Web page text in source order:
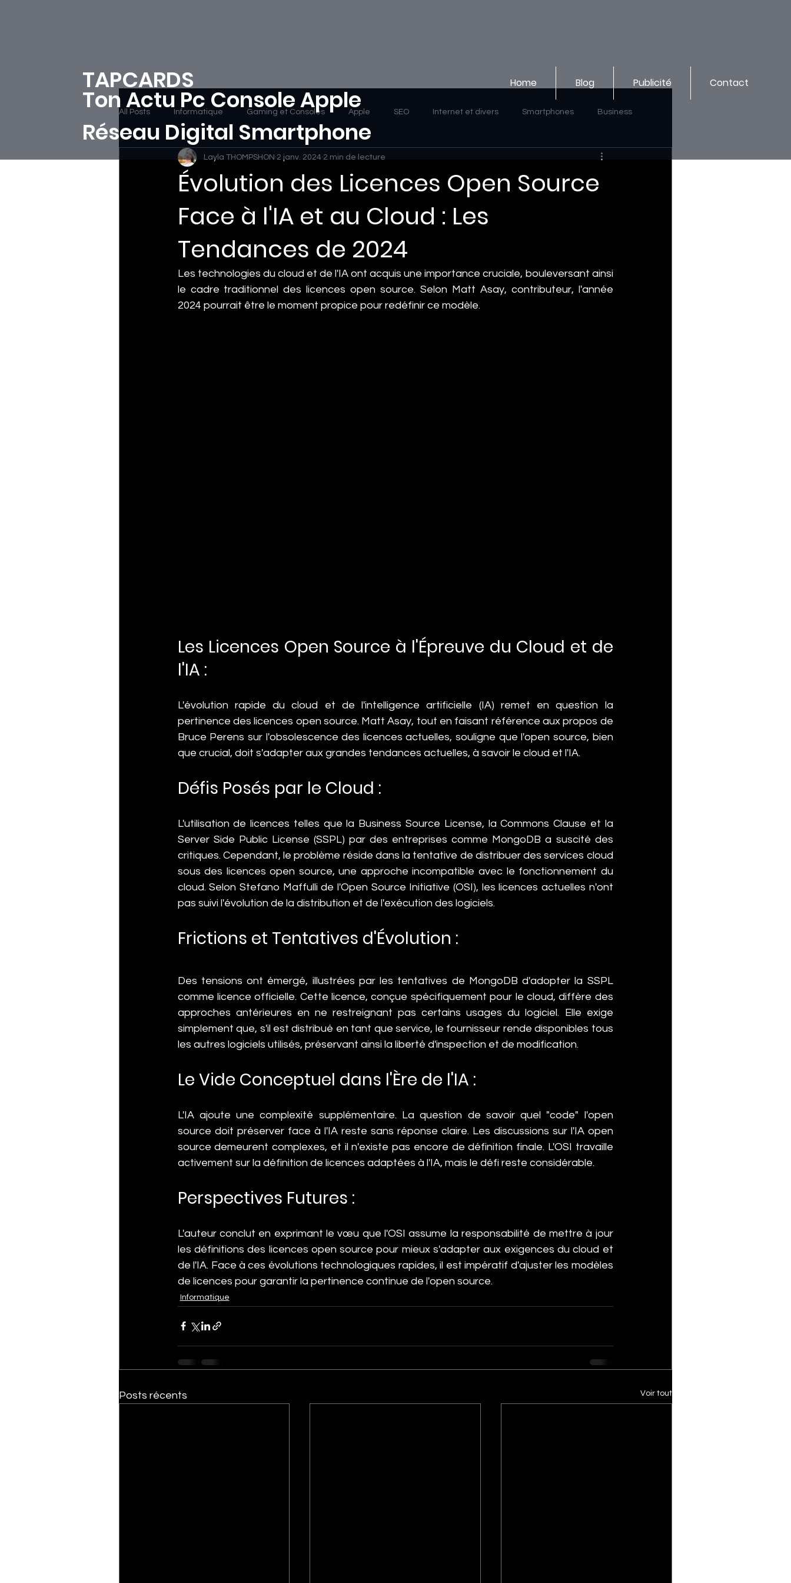
TAPCARDS
Ton Actu Pc Console Apple
Réseau Digital Smartphone
Home Blog Publicité Contact
All Posts Informatique Gaming et Consoles Apple SEO Internet et divers Smartphones Business
Évolution des Licences Open Source
Face à l'IA et au Cloud : Les
Tendances de 2024
Layla THOMPSHON 2 janv. 2024 2 min de lecture
Les technologies du cloud et de l'IA ont acquis une importance cruciale, bouleversant ainsi
le cadre traditionnel des licences open source. Selon Matt Asay, contributeur, l'année
2024 pourrait être le moment propice pour redéfinir ce modèle.
Les Licences Open Source à l'Épreuve du Cloud et de
l'IA :
L'évolution rapide du cloud et de l'intelligence artificielle (IA) remet en question la
pertinence des licences open source. Matt Asay, tout en faisant référence aux propos de
Bruce Perens sur l'obsolescence des licences actuelles, souligne que l'open source, bien
que crucial, doit s'adapter aux grandes tendances actuelles, à savoir le cloud et l'IA.
Défis Posés par le Cloud :
L'utilisation de licences telles que la Business Source License, la Commons Clause et la
Server Side Public License (SSPL) par des entreprises comme MongoDB a suscité des
critiques. Cependant, le problème réside dans la tentative de distribuer des services cloud
sous des licences open source, une approche incompatible avec le fonctionnement du
cloud. Selon Stefano Maffulli de l'Open Source Initiative (OSI), les licences actuelles n'ont
pas suivi l'évolution de la distribution et de l'exécution des logiciels.
Frictions et Tentatives d'Évolution :
Des tensions ont émergé, illustrées par les tentatives de MongoDB d'adopter la SSPL
comme licence officielle. Cette licence, conçue spécifiquement pour le cloud, diffère des
approches antérieures en ne restreignant pas certains usages du logiciel. Elle exige
simplement que, s'il est distribué en tant que service, le fournisseur rende disponibles tous
les autres logiciels utilisés, préservant ainsi la liberté d'inspection et de modification.
Le Vide Conceptuel dans l'Ère de l'IA :
L'IA ajoute une complexité supplémentaire. La question de savoir quel "code" l'open
source doit préserver face à l'IA reste sans réponse claire. Les discussions sur l'IA open
source demeurent complexes, et il n'existe pas encore de définition finale. L'OSI travaille
activement sur la définition de licences adaptées à l'IA, mais le défi reste considérable.
Perspectives Futures :
L'auteur conclut en exprimant le vœu que l'OSI assume la responsabilité de mettre à jour
les définitions des licences open source pour mieux s'adapter aux exigences du cloud et
de l'IA. Face à ces évolutions technologiques rapides, il est impératif d'ajuster les modèles
de licences pour garantir la pertinence continue de l'open source.
Informatique
Posts récents Voir tout